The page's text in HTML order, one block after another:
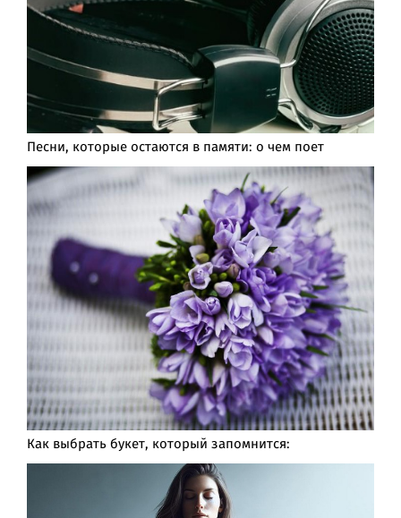
Песни, которые остаются в памяти: о чем поет
Как выбрать букет, который запомнится: